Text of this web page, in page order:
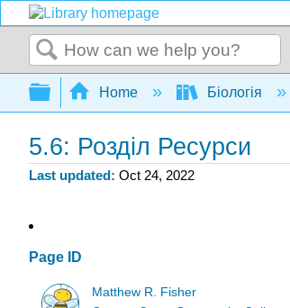
Search
Expand/collapse global
Home Біологія
5.6: Розділ Ресурси
Last updated Oct 24, 2022
Page ID
Matthew R. Fisher